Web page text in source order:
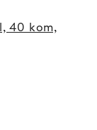
40 kom,